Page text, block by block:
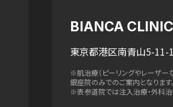
BIANCA
東京都港区南青山5-11-
※肌治療（ピーリングやレーザー
銀座院のみでのご案内となります
※表参道院では注入治療・外科